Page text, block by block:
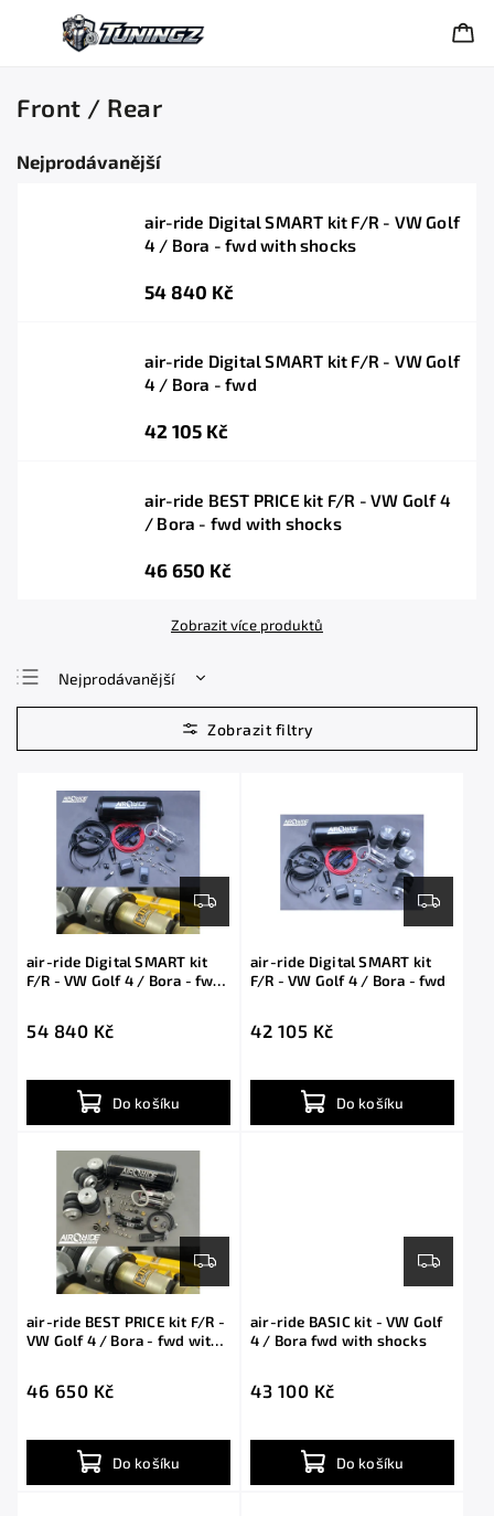
Front / Rear
Nejprodávanější
air-ride Digital SMART kit F/R - VW Golf
4 / Bora - fwd with shocks
54 840 Kč
air-ride Digital SMART kit F/R - VW Golf
4 / Bora - fwd
42 105 Kč
air-ride BEST PRICE kit F/R - VW Golf 4
/ Bora - fwd with shocks
46 650 Kč
Zobrazit více produktů
Nejprodávanější
Nejlevnější
Nejdražší
air-ride Digital SMART kit
F/R - VW Golf 4 / Bora - fwd
54 840 Kč
Do košíku
air-ride Digital SMART kit
F/R - VW Golf 4 / Bora - fwd
42 105 Kč
Do košíku
air-ride BEST PRICE kit F/R -
VW Golf 4 / Bora - fwd with
46 650 Kč
Do košíku
air-ride BASIC kit - VW Golf
4 / Bora fwd with shocks
43 100 Kč
Do košíku